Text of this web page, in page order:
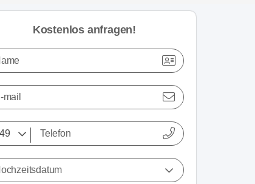
Kostenlos anfragen!
mail